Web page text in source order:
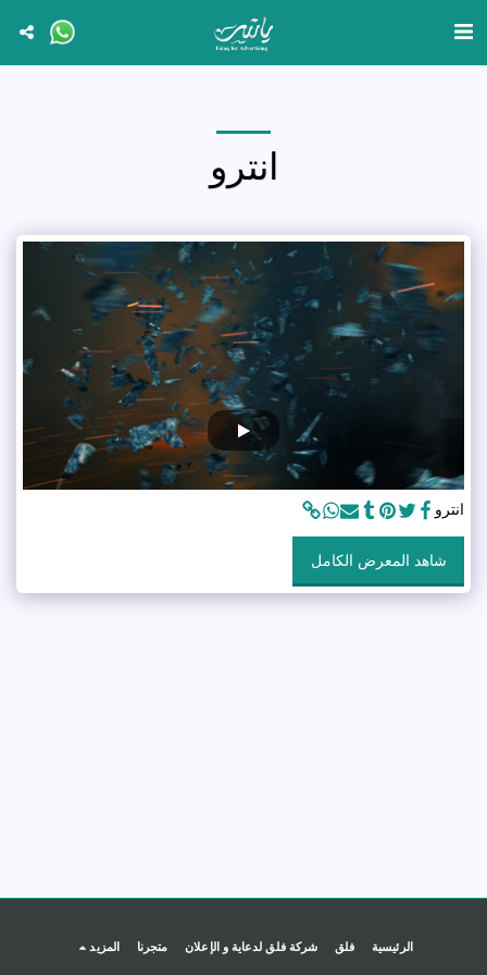
انترو
انترو
شاهد المعرض الكامل
الرئيسية فلق شركة فلق لدعاية و الإعلان متجرنا المزيد